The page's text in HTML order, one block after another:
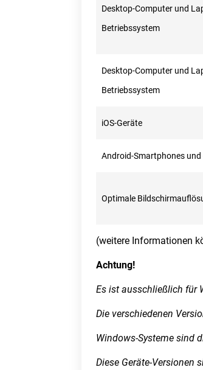
Desktop-Computer und
Betriebssystem
Desktop-Computer und
Betriebssystem
iOS-Geräte
Android-Smartphones und
Optimale
(weitere Informationen
Achtung!
Es ist ausschließlich für
Die verschiedenen
Windows-Systeme sind
Diese Geräte-Versionen